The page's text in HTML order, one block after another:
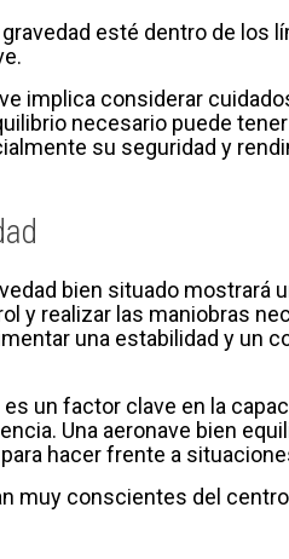
esté dentro de
implica considerar
necesario puede
su seguridad y
bien situado
y realizar las maniobras
una estabilidad y un
un factor clave en la
Una aeronave bien
hacer frente a
muy conscientes del